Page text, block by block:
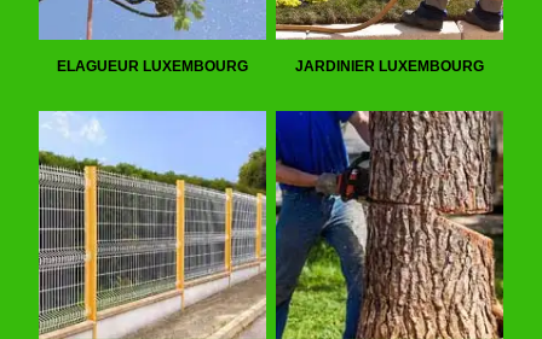
ELAGUEUR LUXEMBOURG JARDINIER LUXEMBOURG